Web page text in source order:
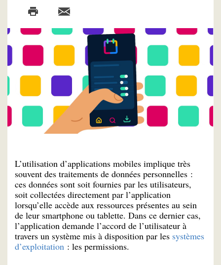
L’utilisation d’applications mobiles implique très
souvent des traitements de données personnelles :
ces données sont soit fournies par les utilisateurs,
soit collectées directement par l’application
lorsqu’elle accède aux ressources présentes au sein
de leur smartphone ou tablette. Dans ce dernier cas,
l’application demande l’accord de l’utilisateur à
travers un système mis à disposition par les systèmes
d’exploitation : les permissions.